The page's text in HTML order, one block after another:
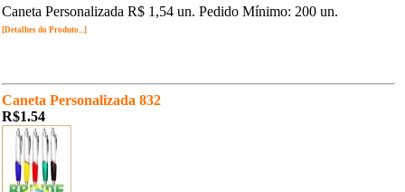
Caneta Personalizada R$ 1,54 un. Pedido Mínimo: 200 un.
[Detalhes do Produto...]
Caneta Personalizada 832
R$1.54